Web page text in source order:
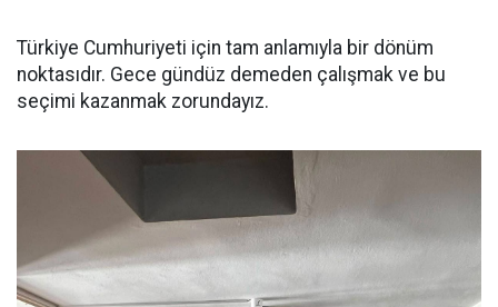
Türkiye Cumhuriyeti için tam anlamıyla bir dönüm
noktasıdır. Gece gündüz demeden çalışmak ve bu
seçimi kazanmak zorundayız.